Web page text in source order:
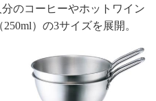
のコーヒーやホットワイン
）の3サイズを展開。